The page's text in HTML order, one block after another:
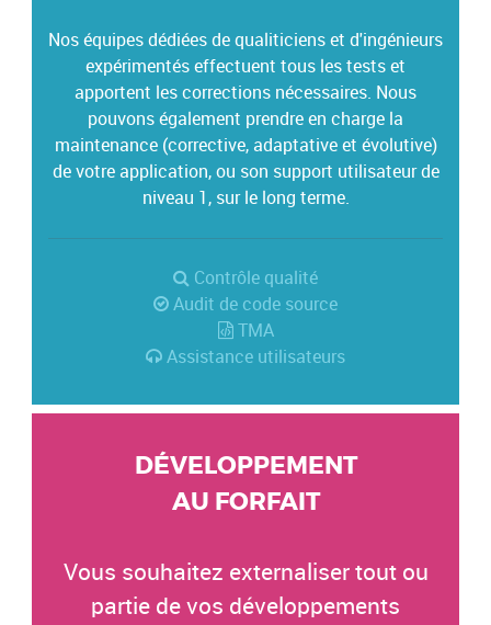
Nos équipes dédiées de qualiticiens et d'ingénieurs
expérimentés effectuent tous les tests et
apportent les corrections nécessaires. Nous
pouvons également prendre en charge la
maintenance (corrective, adaptative et évolutive)
de votre application, ou son support utilisateur de
niveau 1, sur le long terme.
Contrôle qualité
Audit de code source
TMA
Assistance utilisateurs
DÉVELOPPEMENT
AU FORFAIT
Vous souhaitez externaliser tout ou
partie de vos développements